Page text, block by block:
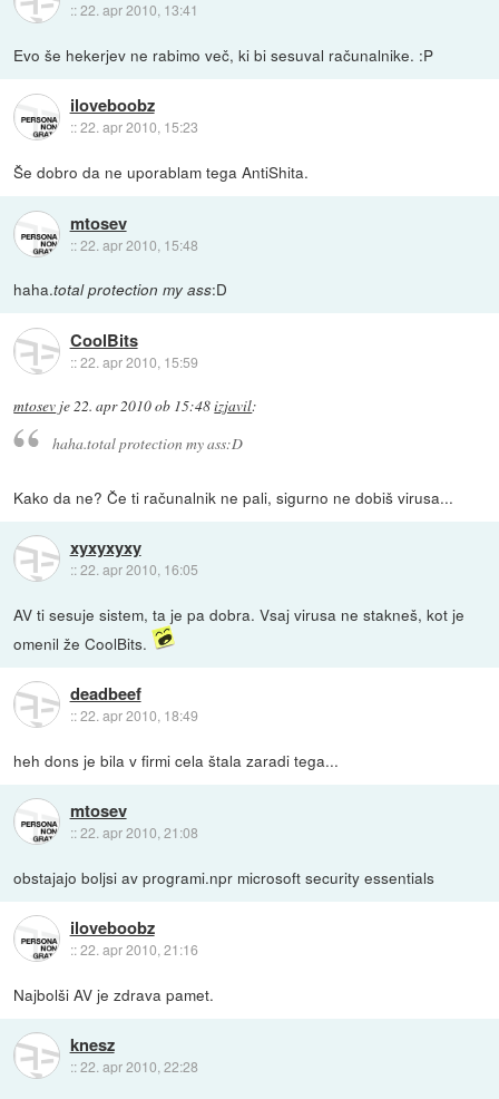
::22. apr 2010, 13:41
Evo še hekerjev ne rabimo več, ki bi sesuval računalnike. :P
iloveboobz
::22. apr 2010, 15:23
Še dobro da ne uporablam tega AntiShita.
mtosev
::22. apr 2010, 15:48
haha.total protection my ass:D
CoolBits
::22. apr 2010, 15:59
mtosev je22. apr 2010 ob 15:48izjavil:
haha.total protection my ass:D
Kako da ne? Če ti računalnik ne pali, sigurno ne dobiš virusa...
xyxyxyxy
::22. apr 2010, 16:05
AV ti sesuje sistem, ta je pa dobra. Vsaj virusa ne stakneš, kot je
omenil že CoolBits.
deadbeef
::22. apr 2010, 18:49
heh dons je bila v firmi cela štala zaradi tega...
mtosev
::22. apr 2010, 21:08
obstajajo boljsi av programi.npr microsoft security essentials
iloveboobz
::22. apr 2010, 21:16
Najbolši AV je zdrava pamet.
knesz
::22. apr 2010, 22:28